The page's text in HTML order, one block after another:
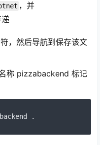
，并
，然后导航到保存该文
称 pizzabackend 标记
.